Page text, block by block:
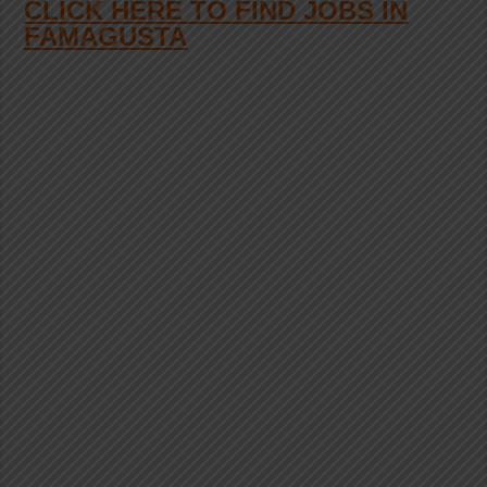
CLICK HERE TO FIND JOBS IN
FAMAGUSTA